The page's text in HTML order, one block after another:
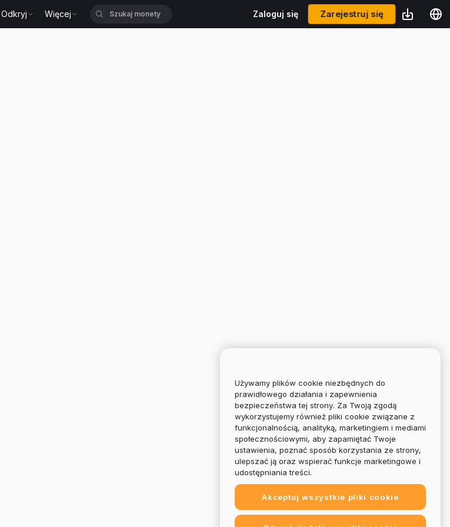
Odkryj Więcej Zaloguj się Zarejestruj się
Używamy plików cookie niezbędnych do
prawidłowego działania i zapewnienia
bezpieczeństwa tej strony. Za Twoją zgodą
wykorzystujemy również pliki cookie związane z
funkcjonalnością, analityką, marketingiem i mediami
społecznościowymi, aby zapamiętać Twoje
ustawienia, poznać sposób korzystania ze strony,
ulepszać ją oraz wspierać funkcje marketingowe i
udostępniania treści.
Akceptuj wszystkie pliki cookie